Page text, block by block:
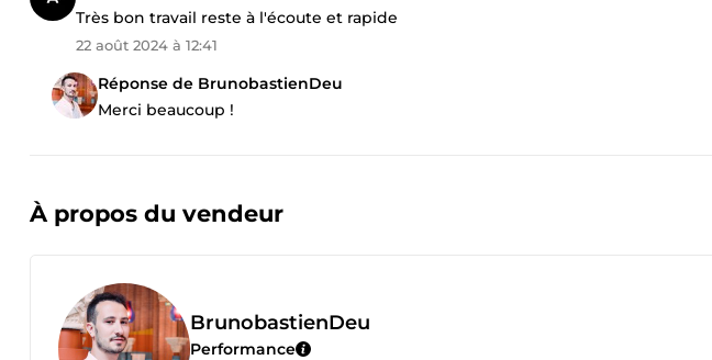
Très bon travail reste à l'écoute et rapide
22 août 2024 à 12:41
Réponse de BrunobastienDeu
Merci beaucoup !
À propos du vendeur
BrunobastienDeu
Performance